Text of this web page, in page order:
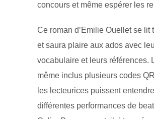
concours et même espérer les
Ce roman d’Emilie Ouellet se lit
et saura plaire aux ados avec
vocabulaire et leurs références.
même inclus plusieurs codes
les lecteurices puissent
différentes performances de